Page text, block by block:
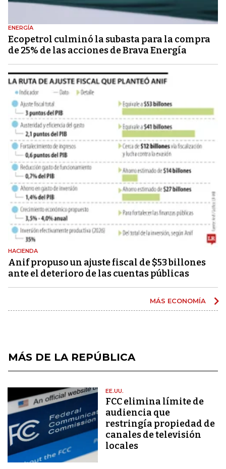
ENERGÍA
Ecopetrol culminó la subasta para la compra
de 25% de las acciones de Brava Energía
HACIENDA
Anif propuso un ajuste fiscal de $53 billones
ante el deterioro de las cuentas públicas
MÁS ECONOMÍA
MÁS DE LA REPÚBLICA
EE.UU.
FCC elimina límite de
audiencia que
restringía propiedad de
canales de televisión
locales